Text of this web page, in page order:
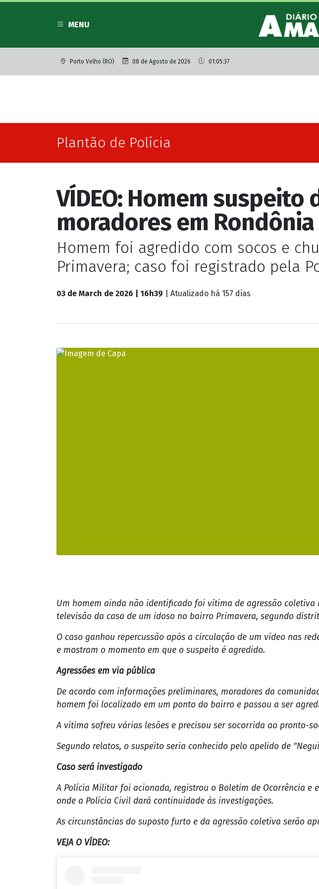
MENU
Porto Velho (RO) 08 de Agosto de 2026 01:05:37
Plantão de Polícia
VÍDEO: Homem
moradores em Rondônia
Homem foi agredido com socos e
Primavera; caso foi registrado pela
03 de March de 2026 | 16h39 | Atualizado há 157 dias
Um homem ainda não identificado foi vítima de agressão
televisão da casa de um idoso no bairro Primavera, segundo
O caso ganhou repercussão após a circulação de um vídeo nas
e mostram o momento em que o suspeito é agredido.
Agressões em via pública
De acordo com informações preliminares, moradores da
homem foi localizado em um ponto do bairro e passou a ser
A vítima sofreu várias lesões e precisou ser socorrida ao pronto-
Segundo relatos, o suspeito seria conhecido pelo apelido de
Caso será investigado
A Polícia Militar foi acionada, registrou o Boletim de Ocorrência e
onde a Polícia Civil dará continuidade às investigações.
As circunstâncias do suposto furto e da agressão coletiva serão
VEJA O VÍDEO: